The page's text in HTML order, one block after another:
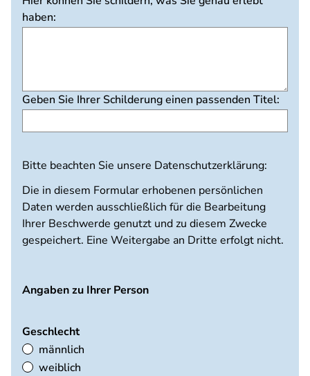
haben:
Geben Sie Ihrer Schilderung einen passenden Titel:
Bitte beachten Sie unsere Datenschutzerklärung:
Die in diesem Formular erhobenen persönlichen
Daten werden ausschließlich für die Bearbeitung
Ihrer Beschwerde genutzt und zu diesem Zwecke
gespeichert. Eine Weitergabe an Dritte erfolgt nicht.
Angaben zu Ihrer Person
Geschlecht
männlich
weiblich